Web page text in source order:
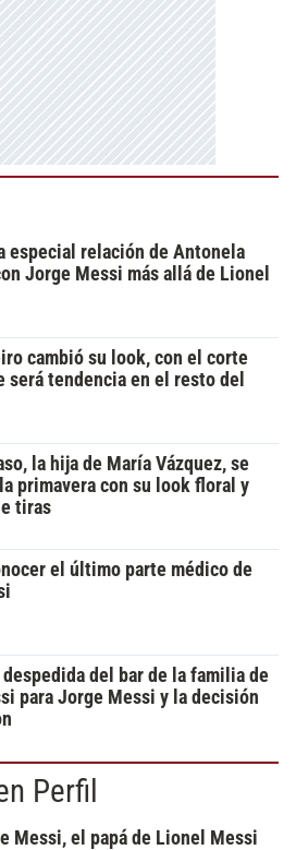
especial relación de Antonela
Jorge Messi más allá de Lionel
cambió su look, con el corte
será tendencia en el resto del
la hija de María Vázquez, se
primavera con su look floral y
tiras
el último parte médico de
del bar de la familia de
para Jorge Messi y la decisión
Perfil
Messi, el papá de Lionel Messi